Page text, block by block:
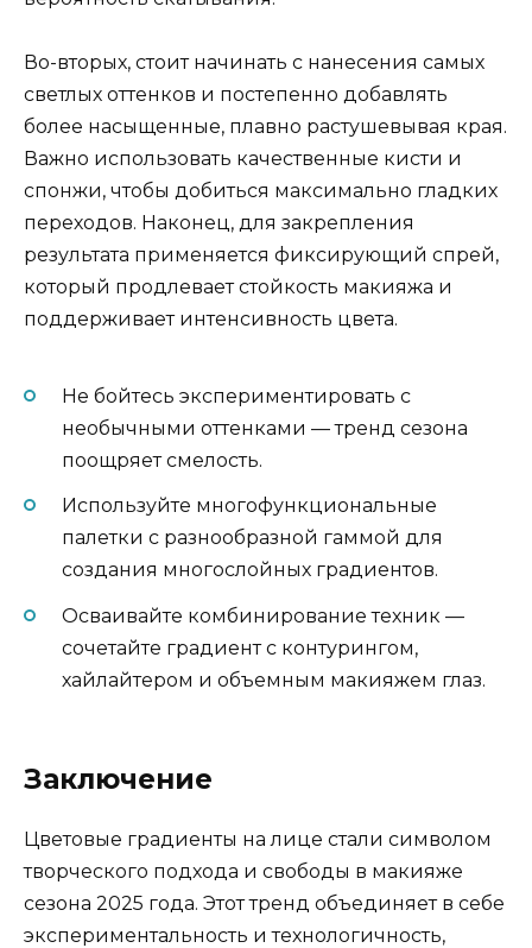
Во-вторых, стоит начинать с нанесения самых
светлых оттенков и постепенно добавлять
более насыщенные, плавно растушевывая края.
Важно использовать качественные кисти и
спонжи, чтобы добиться максимально гладких
переходов. Наконец, для закрепления
результата применяется фиксирующий спрей,
который продлевает стойкость макияжа и
поддерживает интенсивность цвета.
Не бойтесь экспериментировать с
необычными оттенками — тренд сезона
поощряет смелость.
Используйте многофункциональные
палетки с разнообразной гаммой для
создания многослойных градиентов.
Осваивайте комбинирование техник —
сочетайте градиент с контурингом,
хайлайтером и объемным макияжем глаз.
Заключение
Цветовые градиенты на лице стали символом
творческого подхода и свободы в макияже
сезона 2025 года. Этот тренд объединяет в себе
экспериментальность и технологичность,